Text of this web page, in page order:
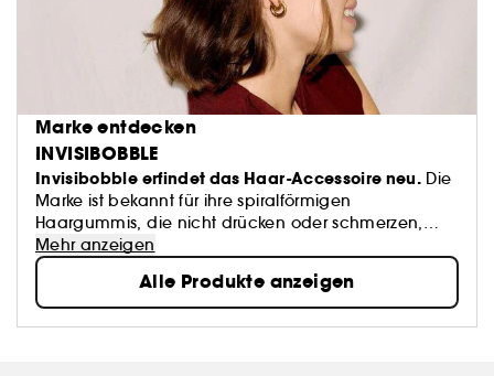
Marke entdecken
INVISIBOBBLE
Invisibobble erfindet das Haar-Accessoire neu. Die
Marke ist bekannt für ihre spiralförmigen
Haargummis, die nicht drücken oder schmerzen,
und innoviert mit trendigen Produkten wie den
Locken-Sets ohne Hitze. Design, Komfort und perfekter
Halt für alle Haartypen. Kompromisslose Frisuren, die
für Aufsehen sorgen.
Mehr anzeigen
Alle Produkte anzeigen